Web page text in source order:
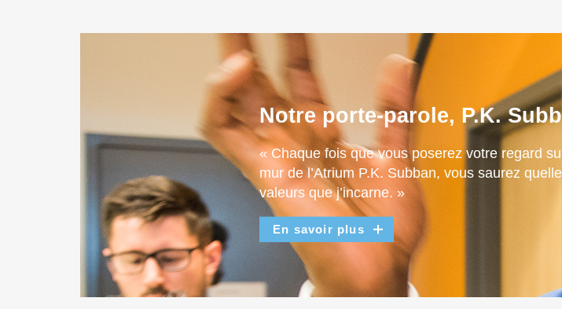
Notre porte-parole, P.K.
« Chaque fois que vous poserez votre regard
mur de l’Atrium P.K. Subban, vous saurez
valeurs que j’incarne. »
En savoir plus